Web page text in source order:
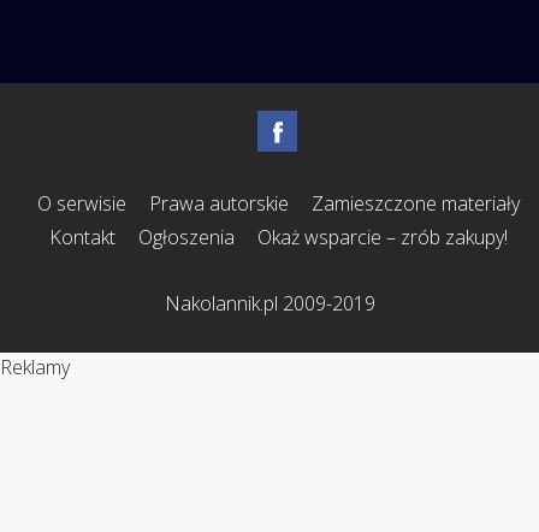
O serwisie Prawa autorskie
Zamieszczone materiały
Kontakt
Ogłoszenia Okaż wsparcie – zrób zakupy!
Nakolannik.pl 2009-2019
Reklamy